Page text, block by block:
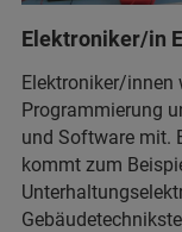
Elektroniker/in
Elektroniker/innen
Programmierung
und Software mit.
kommt zum